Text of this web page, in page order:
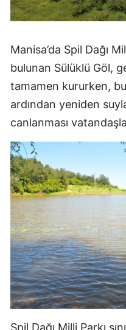
Manisa’da Spil Dağı
bulunan Sülüklü Göl,
tamamen kururken, bu
ardından yeniden
canlanması
Spil Dağı Milli Parkı